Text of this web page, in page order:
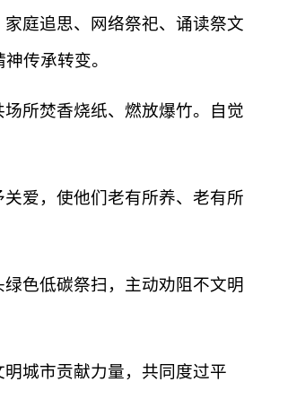
庭追思、网络祭祀、诵读祭文
传承转变。
所焚香烧纸、燃放爆竹。自觉
爱，使他们老有所养、老有所
色低碳祭扫，主动劝阻不文明
城市贡献力量，共同度过平